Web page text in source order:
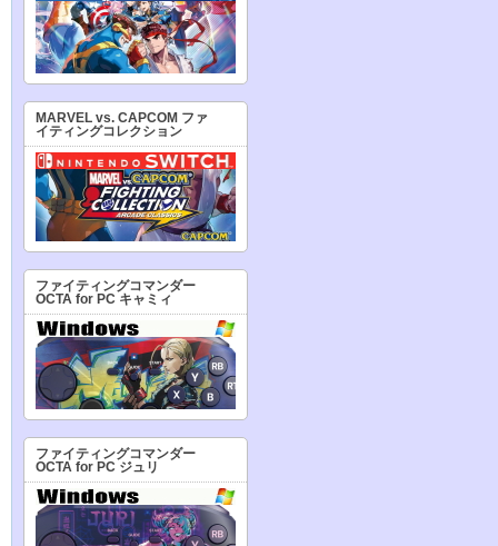
MARVEL vs. CAPCOM ファ
イティングコレクション
ファイティングコマンダー
OCTA for PC キャミィ
ファイティングコマンダー
OCTA for PC ジュリ